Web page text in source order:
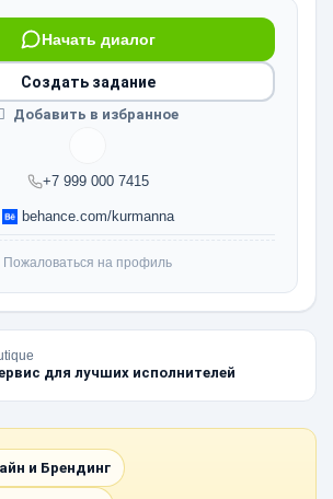
+7 999 000 7415
Начать диалог
behance.com/kurmanna
Создать задание
Добавить в избранное
Пожаловаться на профиль
для лучших исполнителей
и Брендинг